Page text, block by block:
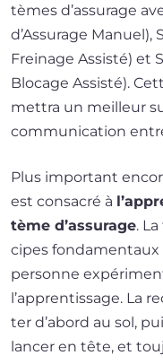
tèmes d’as­su­rage
d’Assurage Manuel),
Freinage Assisté) et
Blocage Assisté).
met­tra un meilleur
com­mu­ni­ca­tion
Plus impor­tant
est consa­cré à
tème d’as­su­rage.
cipes fon­da­men­taux
per­sonne
l’ap­pren­tis­sage. La
ter d’a­bord au sol,
lan­cer en tête, et